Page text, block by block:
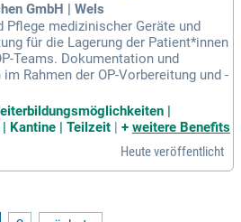
GmbH | Wels
Pflege medizinischer Geräte und
für die Lagerung der Patient*innen
Teams. Dokumentation und
Rahmen der OP-Vorbereitung und -
|
Kantine | Teilzeit
+ weitere Benefits
Heute veröffentlicht